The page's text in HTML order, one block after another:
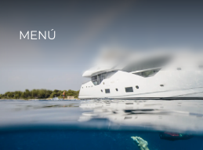
ESTILO
MENÚ